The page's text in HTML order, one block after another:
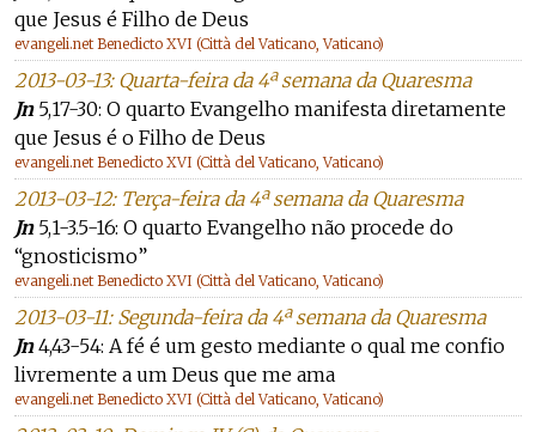
que Jesus é Filho de Deus
evangeli.net Benedicto XVI (Città del Vaticano, Vaticano)
2013-03-13: Quarta-feira da 4ª semana da Quaresma
Jn5,17-30: O quarto Evangelho manifesta diretamente
que Jesus é o Filho de Deus
evangeli.net Benedicto XVI (Città del Vaticano, Vaticano)
2013-03-12: Terça-feira da 4ª semana da Quaresma
Jn5,1-3.5-16: O quarto Evangelho não procede do
“gnosticismo”
evangeli.net Benedicto XVI (Città del Vaticano, Vaticano)
2013-03-11: Segunda-feira da 4ª semana da Quaresma
Jn4,43-54: A fé é um gesto mediante o qual me confio
livremente a um Deus que me ama
evangeli.net Benedicto XVI (Città del Vaticano, Vaticano)